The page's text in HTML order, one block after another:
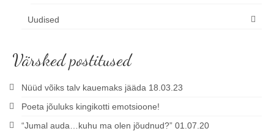
Uudised
Värsked postitused
Nüüd võiks talv kauemaks jääda 18.03.23
Poeta jõuluks kingikotti emotsioone!
“Jumal auda…kuhu ma olen jõudnud?” 01.07.20